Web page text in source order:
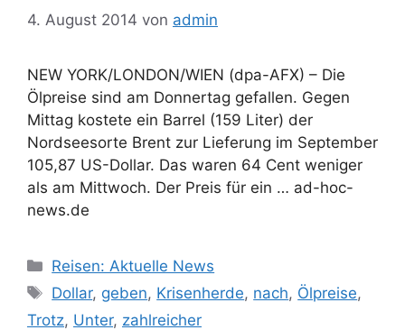
4. August 2014 von admin
NEW YORK/LONDON/WIEN (dpa-AFX) – Die
Ölpreise sind am Donnertag gefallen. Gegen
Mittag kostete ein Barrel (159 Liter) der
Nordseesorte Brent zur Lieferung im September
105,87 US-Dollar. Das waren 64 Cent weniger
als am Mittwoch. Der Preis für ein … ad-hoc-
news.de
Kategorien
Reisen: Aktuelle News
Schlagwörter
Dollar, geben, Krisenherde, nach, Ölpreise,
Trotz, Unter, zahlreicher